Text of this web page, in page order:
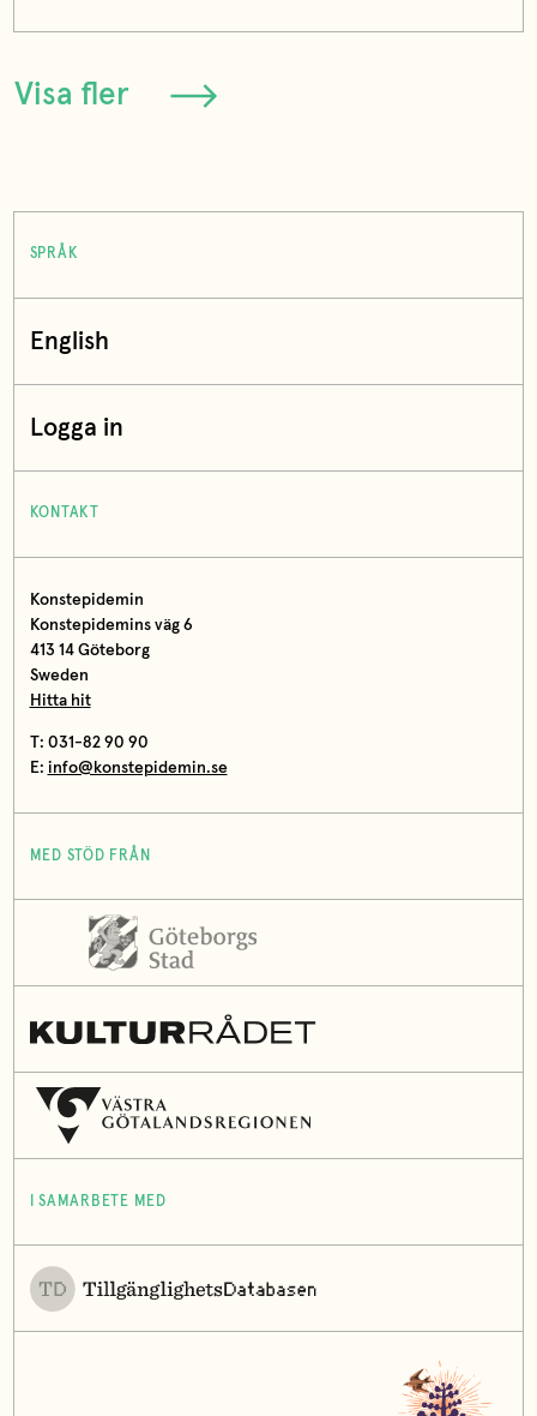
Visa fler
SPRÅK
English
Logga in
KONTAKT
Konstepidemin
Konstepidemins väg 6
413 14 Göteborg
Sweden
Hitta hit
T: 031-82 90 90
E: info@konstepidemin.se
MED STÖD FRÅN
I SAMARBETE MED